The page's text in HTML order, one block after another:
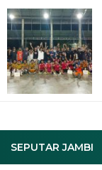
SEPUTAR JAMBI